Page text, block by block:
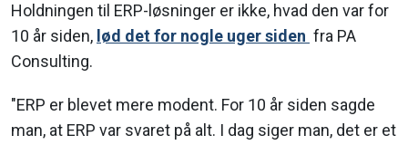
Holdningen til ERP-løsninger er ikke, hvad den var for
10 år siden, lød det for nogle uger siden fra PA
Consulting.
"ERP er blevet mere modent. For 10 år siden sagde
man, at ERP var svaret på alt. I dag siger man, det er et